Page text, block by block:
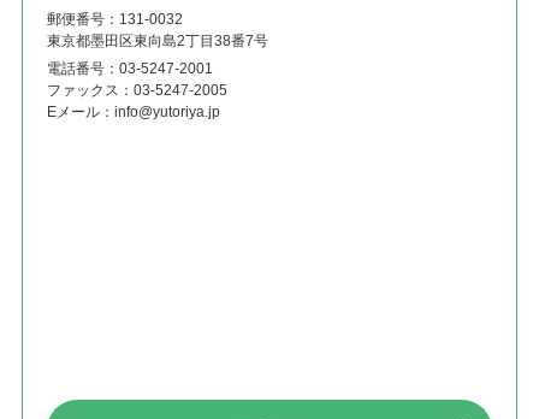
郵便番号：131‐0032
東京都墨田区東向島2丁目38番7号
電話番号： 03-5247-2001
ファックス： 03-5247-2005
Eメール： info@yutoriya.jp